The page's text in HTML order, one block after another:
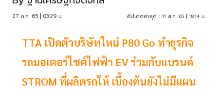
27 ก.ค. 65 | 03:29 น. อัปเดตล่าสุด : 11 ส.ค. 65 | 18:14 น.
TTA เปิดตัวบริษัทใหม่ P80 Go ทำธุรกิจ
รถมอเตอร์ไซค์ไฟฟ้า EV ร่วมกับแบรนด์
STROM ที่ผลิตรถให้ เบื้องต้นยังไม่มีแผน